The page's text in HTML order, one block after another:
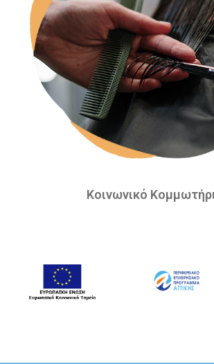
Κοινωνικό